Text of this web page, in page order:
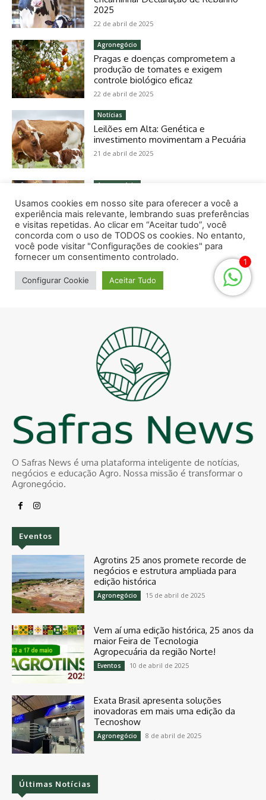
O Safras News é uma plataforma inteligente de notícias,
negócios e educação Agro. Nossa missão é transformar o
Agronegócio.
Eventos
Agrotins 25 anos promete recorde de
negócios e estrutura ampliada para
edição histórica
Agronegócio 15 de abril de 2025
Vem aí uma edição histórica, 25 anos da
maior Feira de Tecnologia
Agropecuária da região Norte!
Eventos 10 de abril de 2025
Exata Brasil apresenta soluções
inovadoras em mais uma edição da
Tecnoshow
Agronegócio 8 de abril de 2025
Últimas Notícias